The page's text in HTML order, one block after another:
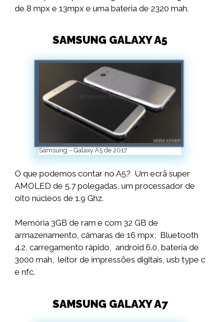
de 8 mpx e 13mpx e uma bateria de 2320 mah.
SAMSUNG GALAXY A5
Samsung – Galaxy A5 de 2017
O que podemos contar no A5? Um ecrã super
AMOLED de 5.7 polegadas, um processador de
oito núcleos de 1.9 Ghz.
Memória 3GB de ram e com 32 GB de
armazenamento, câmaras de 16 mpx, Bluetooth
4.2, carregamento rápido, android 6.0, bateria de
3000 mah, leitor de impressões digitais, usb type c
e nfc.
SAMSUNG GALAXY A7